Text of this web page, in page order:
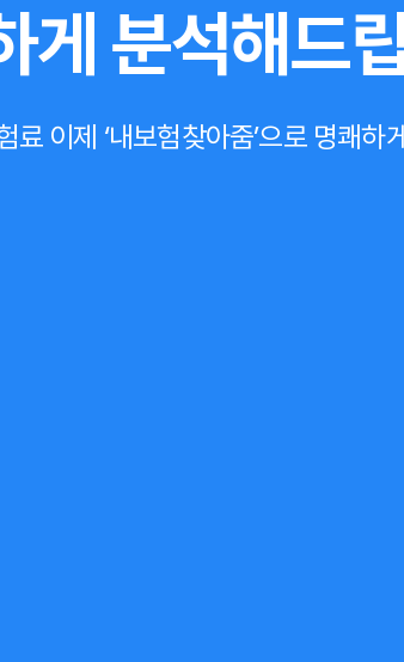
게 분석해드
료이제 ‘내보험찾아줌’으로 명쾌하